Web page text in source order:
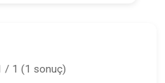
/ 1 (1 sonuç)